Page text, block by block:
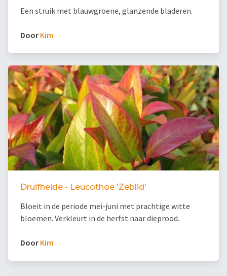
Een struik met blauwgroene, glanzende bladeren.
Door Kim
Druifheide - Leucothoe 'Zeblid'
Bloeit in de periode mei-juni met prachtige witte
bloemen. Verkleurt in de herfst naar dieprood.
Door Kim